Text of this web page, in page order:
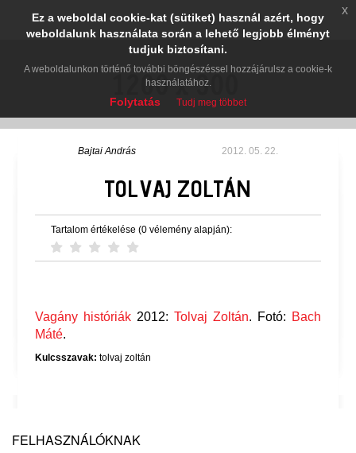
Bajtai András 2012. 05. 22.
TOLVAJ ZOLTÁN
Tartalom értékelése (0 vélemény alapján):
Vagány históriák 2012: Tolvaj Zoltán. Fotó: Bach
Máté.
Kulcsszavak: tolvaj zoltán
FELHASZNÁLÓKNAK
Ez a weboldal cookie-kat (sütiket) használ azért, hogy
weboldalunk használata során a lehető legjobb élményt
tudjuk biztosítani.
A weboldalunkon történő további böngészéssel hozzájárulsz a cookie-k
használatához.
Folytatás Tudj meg többet
x